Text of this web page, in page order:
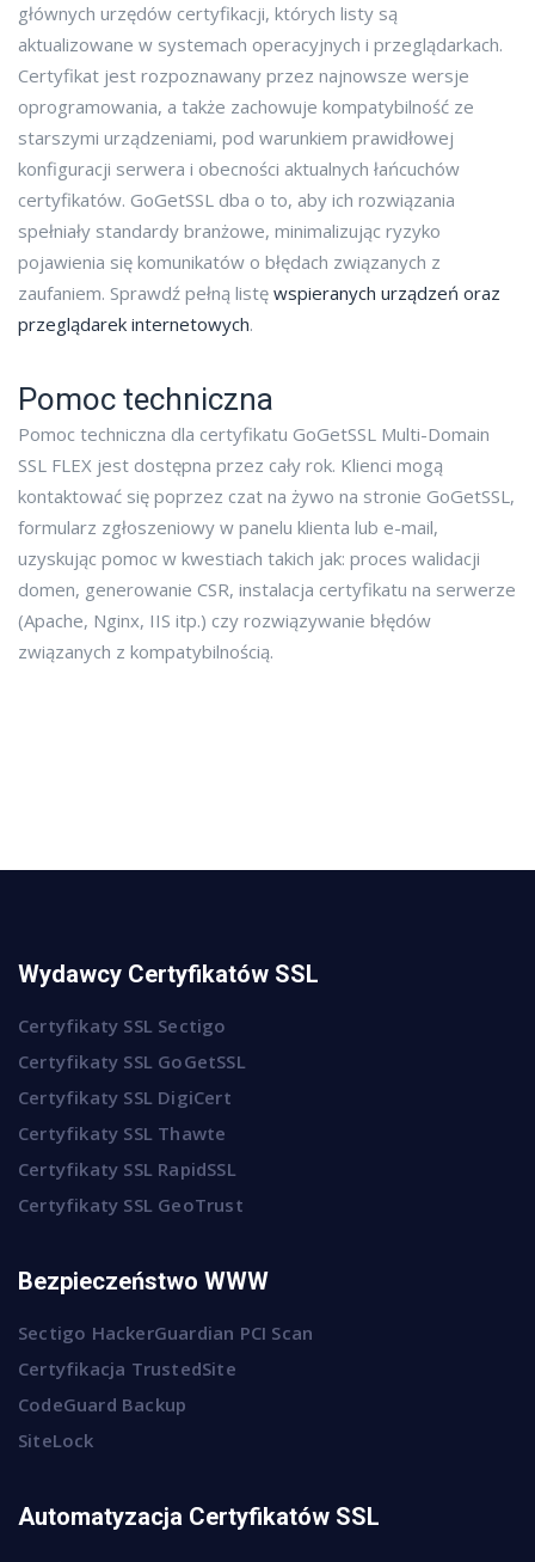
głównych urzędów certyfikacji, których listy są
aktualizowane w systemach operacyjnych i przeglądarkach.
Certyfikat jest rozpoznawany przez najnowsze wersje
oprogramowania, a także zachowuje kompatybilność ze
starszymi urządzeniami, pod warunkiem prawidłowej
konfiguracji serwera i obecności aktualnych łańcuchów
certyfikatów. GoGetSSL dba o to, aby ich rozwiązania
spełniały standardy branżowe, minimalizując ryzyko
pojawienia się komunikatów o błędach związanych z
zaufaniem. Sprawdź pełną listę wspieranych urządzeń oraz
przeglądarek internetowych.
Pomoc techniczna
Pomoc techniczna dla certyfikatu GoGetSSL Multi-Domain
SSL FLEX jest dostępna przez cały rok. Klienci mogą
kontaktować się poprzez czat na żywo na stronie GoGetSSL,
formularz zgłoszeniowy w panelu klienta lub e-mail,
uzyskując pomoc w kwestiach takich jak: proces walidacji
domen, generowanie CSR, instalacja certyfikatu na serwerze
(Apache, Nginx, IIS itp.) czy rozwiązywanie błędów
związanych z kompatybilnością.
Wydawcy Certyfikatów SSL
Certyfikaty SSL Sectigo
Certyfikaty SSL GoGetSSL
Certyfikaty SSL DigiCert
Certyfikaty SSL Thawte
Certyfikaty SSL RapidSSL
Certyfikaty SSL GeoTrust
Bezpieczeństwo WWW
Sectigo HackerGuardian PCI Scan
Certyfikacja TrustedSite
CodeGuard Backup
SiteLock
Automatyzacja Certyfikatów SSL